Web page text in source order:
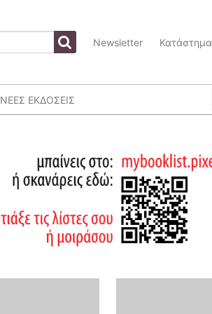
Newsletter Κατάστημα
ΝΕΕΣ ΕΚΔΟΣΕΙΣ